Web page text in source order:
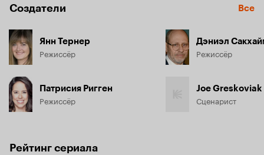
Создатели Все
Янн Тернер
Режиссёр
Патрисия Ригген
Режиссёр
Дэниэл
Режиссёр
Joe Greskoviak
Сценарист
Рейтинг сериала